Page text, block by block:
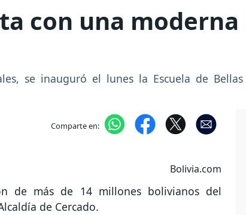
con una moderna
se inauguró el lunes la Escuela de
Comparte en:
Bolivia.com
de más de 14 millones bolivianos del
de Cercado.